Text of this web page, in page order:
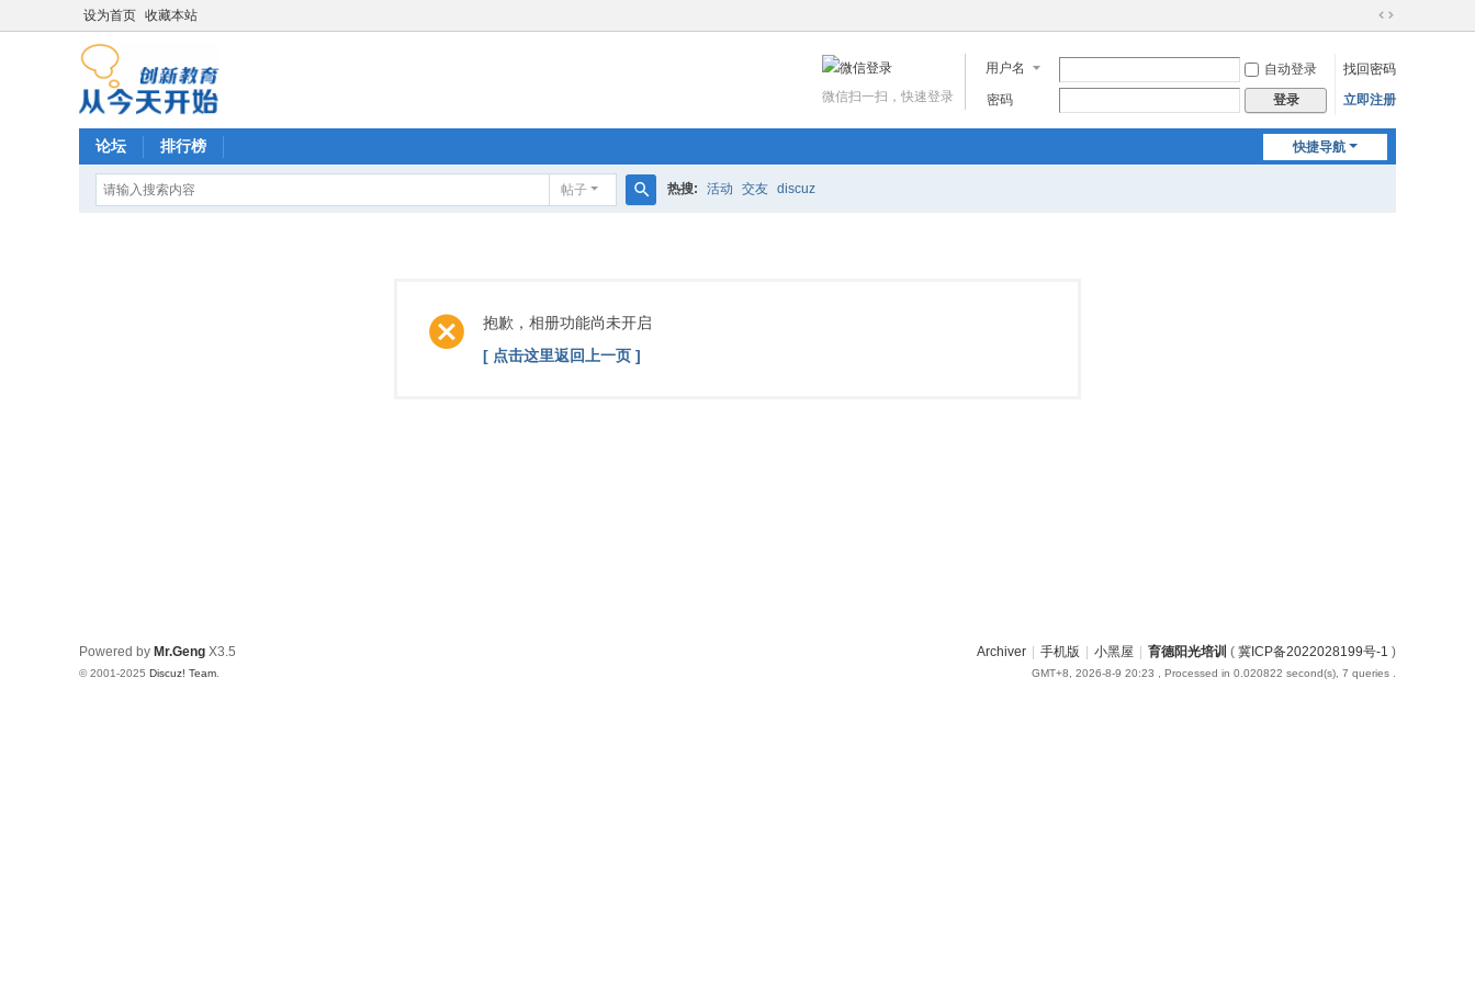
设为首页 收藏本站
切
到
宽
用户名 自动登录
找回密码
密码
登录 立即注册
微信扫一扫，快速登录
快捷导航
论坛 排行榜
帖子 热搜: 活动 交友 discuz
抱歉，相册功能尚未开启
[ 点击这里返回上一页 ]
Archiver 手机版 小黑屋 育德阳光培训 ( 冀ICP备2022028199号-1 )
GMT+8, 2026-8-9 20:23 , Processed in 0.020822 second(s), 7 queries .
Powered by Mr.Geng X3.5
© 2001-2025 Discuz! Team